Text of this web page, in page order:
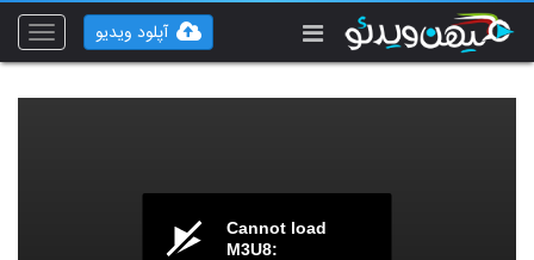
Toggle
آپلود ویدیو
Cannot load
M3U8: